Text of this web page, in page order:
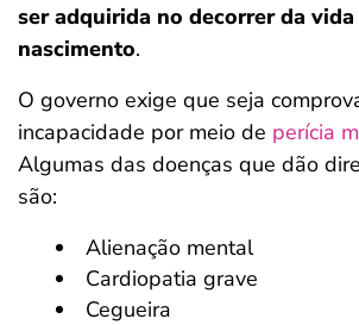
ser adquirida no decorrer da
nascimento.
O governo exige que seja
incapacidade por meio de perícia
Algumas das doenças que dão
são:
Alienação mental
Cardiopatia grave
Cegueira